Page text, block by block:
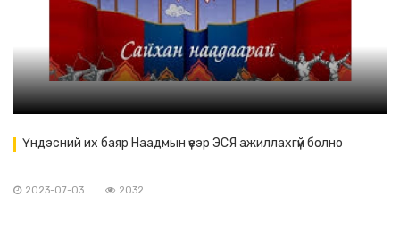
Үндэсний их баяр Наадмын үеэр ЭСЯ ажиллахгүй болно
2023-07-03 2032